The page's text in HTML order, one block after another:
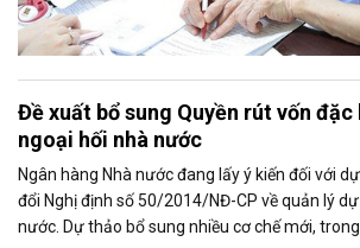
Đề xuất bổ sung Quyền rút vốn
ngoại hối nhà nước
Ngân hàng Nhà nước đang lấy ý kiến đối với
đổi Nghị định số 50/2014/NĐ-CP về quản lý
nước. Dự thảo bổ sung nhiều cơ chế mới,